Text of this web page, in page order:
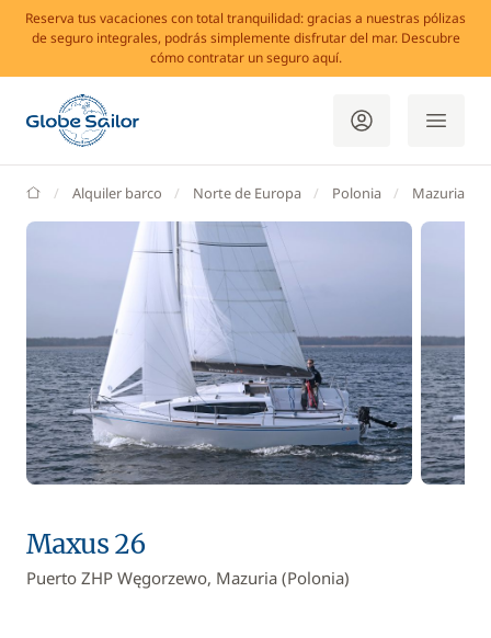
Reserva tus vacaciones con total tranquilidad: gracias a nuestras pólizas
de seguro integrales, podrás simplemente disfrutar del mar. Descubre
cómo contratar un seguro aquí.
GlobeSailor
Alquiler barco Norte de Europa Polonia Mazuria
Maxus 26
Puerto ZHP Węgorzewo, Mazuria (Polonia)